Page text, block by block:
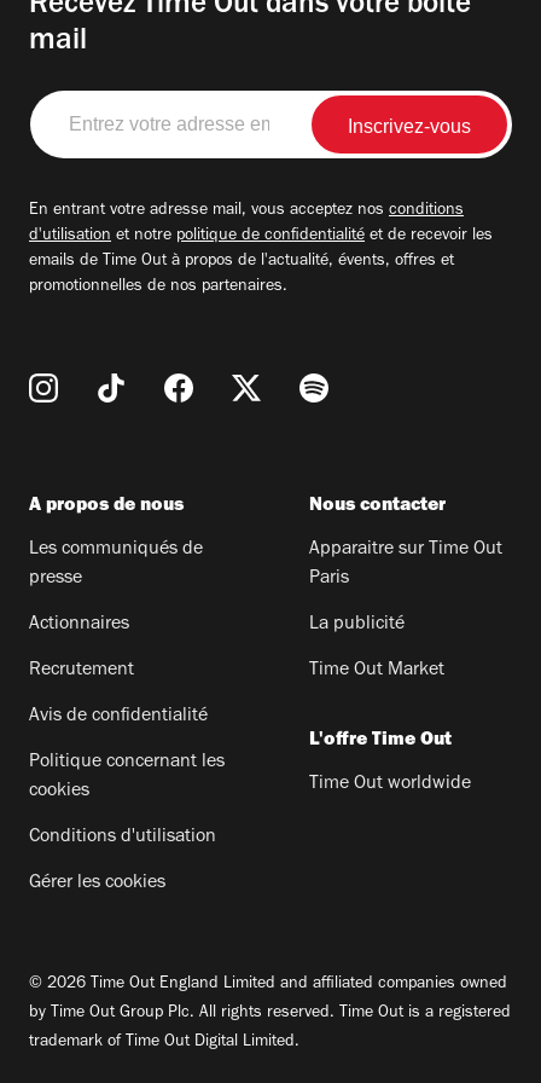
Recevez Time Out dans votre boite
mail
Entrez
votre
adresse
En entrant votre adresse mail, vous acceptez nos conditions
d'utilisation et notre politique de confidentialité et de recevoir les
emails de Time Out à propos de l'actualité, évents, offres et
promotionnelles de nos partenaires.
A propos de nous
Les communiqués de
presse
Actionnaires
Recrutement
Avis de confidentialité
Politique concernant les
cookies
Conditions d'utilisation
Gérer les cookies
Nous contacter
Apparaitre sur Time Out
Paris
La publicité
Time Out Market
L'offre Time Out
Time Out worldwide
© 2026 Time Out England Limited and affiliated companies owned
by Time Out Group Plc. All rights reserved. Time Out is a registered
trademark of Time Out Digital Limited.